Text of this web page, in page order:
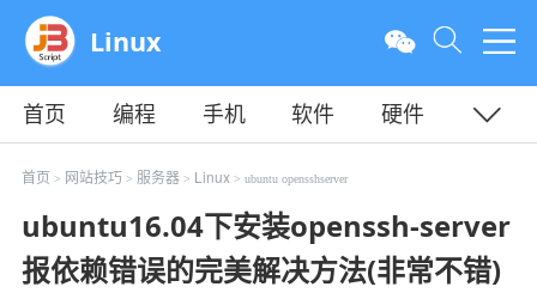
Linux
首页 编程 手机 软件
硬件
教程
平面 服务器
首页 > 网站技巧 > 服务器> Linux> ubuntu opensshserver
ubuntu16.04下安装openssh-server
报依赖错误的完美解决方法(非常不错)